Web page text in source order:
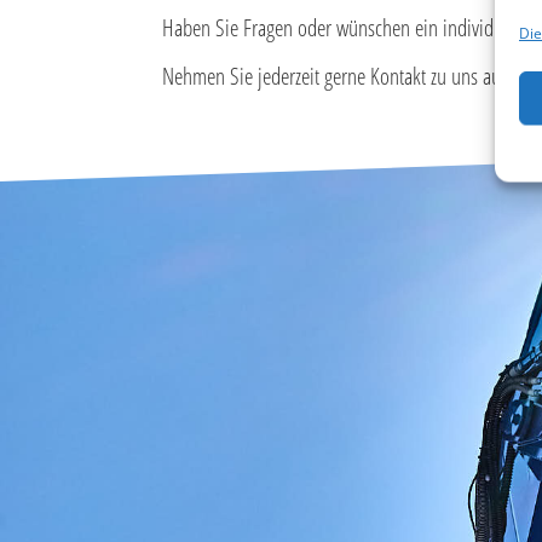
Haben Sie Fragen oder wünschen ein
Nehmen Sie jederzeit gerne Kontakt zu uns auf.